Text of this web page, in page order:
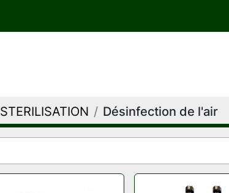
STERILISATION Désinfection de l'air